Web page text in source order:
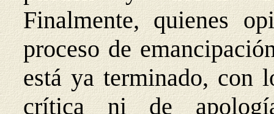
Finalmente, quienes
proceso de
está ya terminado, con
crítica ni de